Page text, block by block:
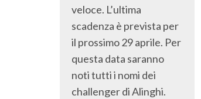
veloce. L’ultima
scadenza è prevista per
il prossimo 29 aprile. Per
questa data saranno
noti tutti i nomi dei
challenger di Alinghi.